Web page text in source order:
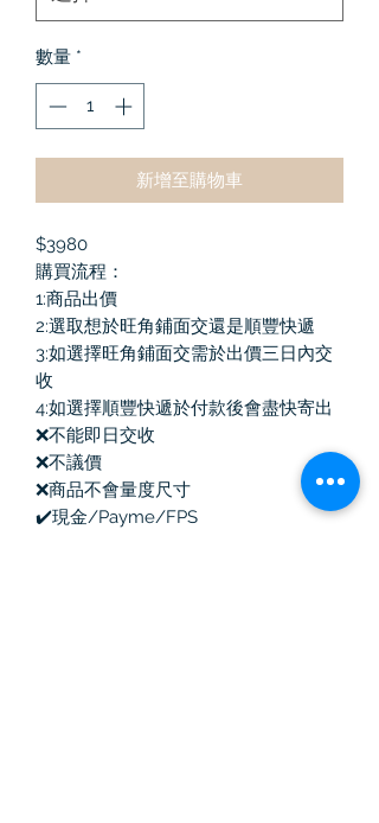
數量 *
新增至購物車
$3980
購買流程：
1:商品出價
2:選取想於旺角鋪面交還是順豐快遞
3:如選擇旺角鋪面交需於出價三日內交
收
4:如選擇順豐快遞於付款後會盡快寄出
❌不能即日交收
❌不議價
❌商品不會量度尺寸
✔️現金/Payme/FPS